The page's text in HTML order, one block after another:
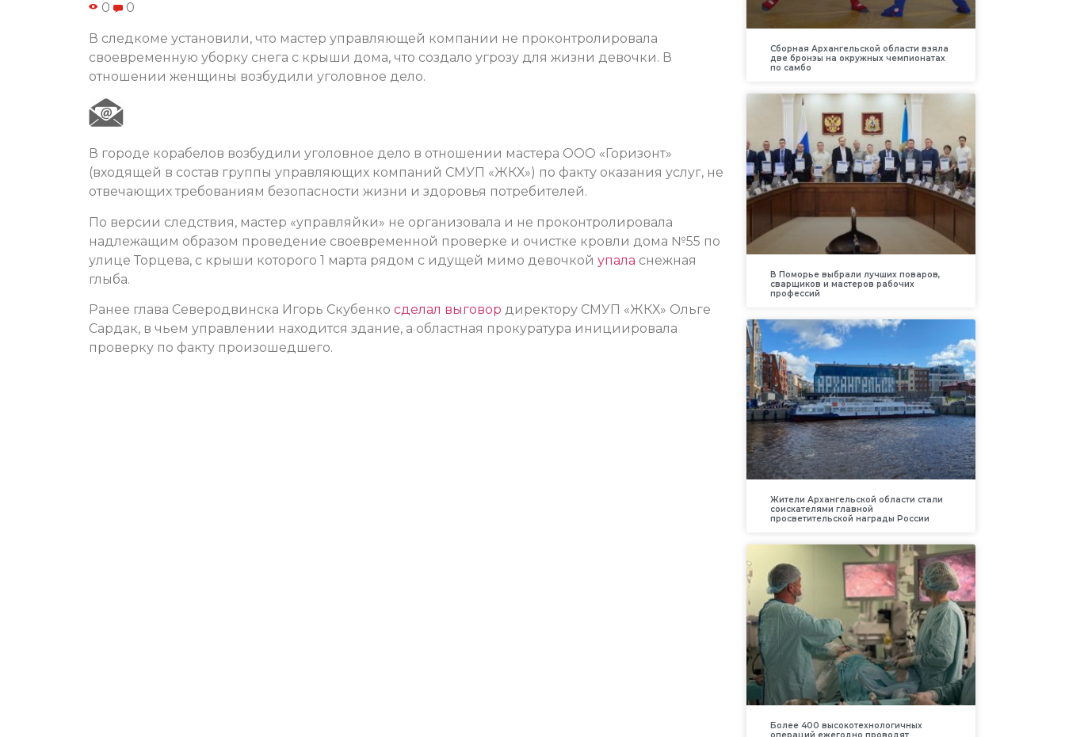
0 0
В следкоме установили, что мастер управляющей компании не проконтролировала
своевременную уборку снега с крыши дома, что создало угрозу для жизни девочки. В
отношении женщины возбудили уголовное дело.
В городе корабелов возбудили уголовное дело в отношении мастера ООО «Горизонт»
(входящей в состав группы управляющих компаний СМУП «ЖКХ») по факту оказания услуг, не
отвечающих требованиям безопасности жизни и здоровья потребителей.
По версии следствия, мастер «управляйки» не организовала и не проконтролировала
надлежащим образом проведение своевременной проверке и очистке кровли дома №55 по
улице Торцева, с крыши которого 1 марта рядом с идущей мимо девочкой упала снежная
глыба.
Ранее глава Северодвинска Игорь Скубенко сделал выговор директору СМУП «ЖКХ» Ольге
Сардак, в чьем управлении находится здание, а областная прокуратура инициировала
проверку по факту произошедшего.
Сборная Архангельской области взяла
две бронзы на окружных чемпионатах
по самбо
В Поморье выбрали лучших поваров,
сварщиков и мастеров рабочих
профессий
Жители Архангельской области стали
соискателями главной
просветительской награды России
Более 400 высокотехнологичных
операций ежегодно проводят